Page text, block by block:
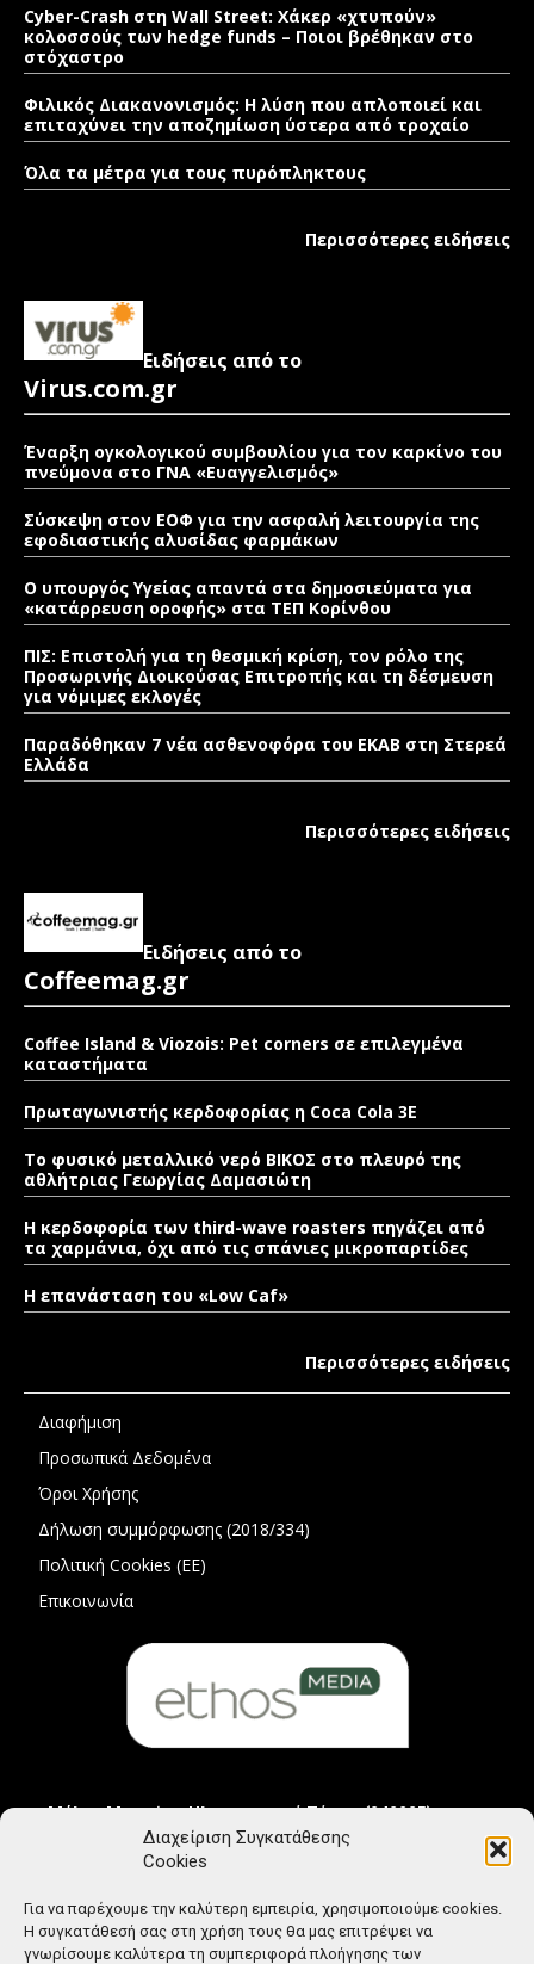
Διαχείριση Συγκατάθεσης
Cookies
Για να παρέχουμε την καλύτερη εμπειρία, χρησιμοποιούμε cookies.
Η συγκατάθεσή σας στη χρήση τους θα μας επιτρέψει να
γνωρίσουμε καλύτερα τη συμπεριφορά πλοήγησης των
Cyber-Crash στη Wall Street: Χάκερ «χτυπούν»
κολοσσούς των hedge funds – Ποιοι βρέθηκαν στο
στόχαστρο
Φιλικός Διακανονισμός: Η λύση που απλοποιεί και
επιταχύνει την αποζημίωση ύστερα από τροχαίο
Όλα τα μέτρα για τους πυρόπληκτους
Περισσότερες ειδήσεις
Ειδήσεις από το
Virus.com.gr
Έναρξη ογκολογικού συμβουλίου για τον καρκίνο του
πνεύμονα στο ΓΝΑ «Ευαγγελισμός»
Σύσκεψη στον ΕΟΦ για την ασφαλή λειτουργία της
εφοδιαστικής αλυσίδας φαρμάκων
Ο υπουργός Υγείας απαντά στα δημοσιεύματα για
«κατάρρευση οροφής» στα ΤΕΠ Κορίνθου
ΠΙΣ: Επιστολή για τη θεσμική κρίση, τον ρόλο της
Προσωρινής Διοικούσας Επιτροπής και τη δέσμευση
για νόμιμες εκλογές
Παραδόθηκαν 7 νέα ασθενοφόρα του ΕΚΑΒ στη Στερεά
Ελλάδα
Περισσότερες ειδήσεις
Ειδήσεις από το
Coffeemag.gr
Coffee Island & Viozois: Pet corners σε επιλεγμένα
καταστήματα
Πρωταγωνιστής κερδοφορίας η Coca Cola 3E
Το φυσικό μεταλλικό νερό ΒΙΚΟΣ στο πλευρό της
αθλήτριας Γεωργίας Δαμασιώτη
Η κερδοφορία των third-wave roasters πηγάζει από
τα χαρμάνια, όχι από τις σπάνιες μικροπαρτίδες
Η επανάσταση του «Low Caf»
Περισσότερες ειδήσεις
Διαφήμιση
Προσωπικά Δεδομένα
Όροι Χρήσης
Δήλωση συμμόρφωσης (2018/334)
Πολιτική Cookies (ΕΕ)
Επικοινωνία
Μέλος Μητρώου Ηλεκτρονικού Τύπου (242225)